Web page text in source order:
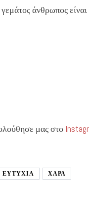
άνθρωπος είναι
μας στο
ΕΥΤΥΧΙΑ
ΧΑΡΑ